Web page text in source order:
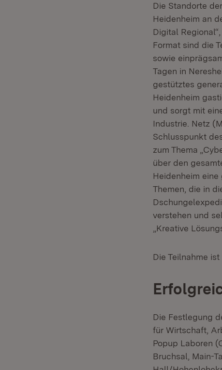
Die Standorte
Heidenheim an
Digital
Format sind die
sowie
Tagen in
gestütztes
Heidenheim
und sorgt mit
Industrie. Netz
Schlusspunkt
zum Thema
über den
Heidenheim
Themen, die in
verstehen und
„Kreative
Die Teilnahme ist
Die Festlegung
für Wirtschaft,
Popup Laboren
Bruchsal, Main-